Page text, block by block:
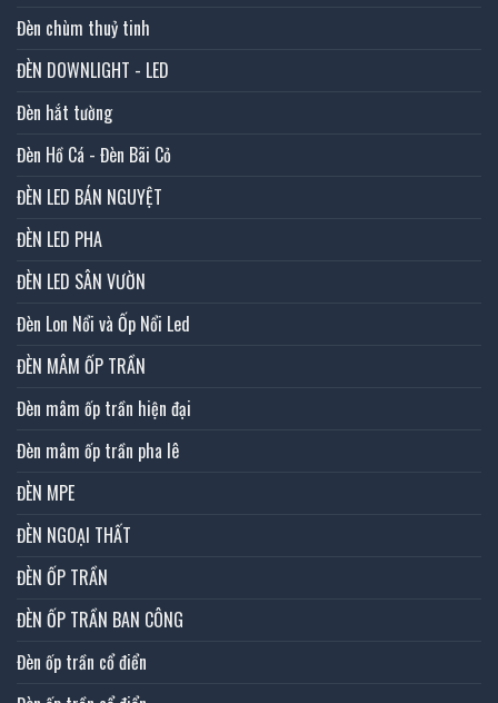
Đèn chùm thuỷ tinh
ĐÈN DOWNLIGHT - LED
Đèn hắt tường
Đèn Hồ Cá - Đèn Bãi Cỏ
ĐÈN LED BÁN NGUYỆT
ĐÈN LED PHA
ĐÈN LED SÂN VƯỜN
Đèn Lon Nổi và Ốp Nổi Led
ĐÈN MÂM ỐP TRẦN
Đèn mâm ốp trần hiện đại
Đèn mâm ốp trần pha lê
ĐÈN MPE
ĐÈN NGOẠI THẤT
ĐÈN ỐP TRẦN
ĐÈN ỐP TRẦN BAN CÔNG
Đèn ốp trần cổ điển